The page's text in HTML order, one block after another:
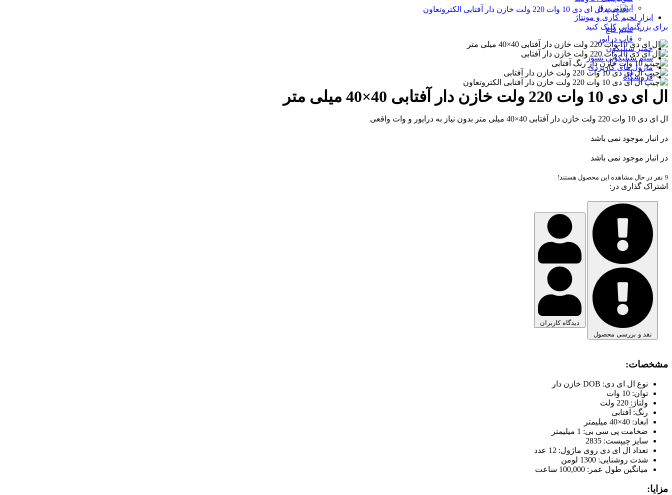
اینورتر برق
ابزار لحیم کاری و مونتاژ
سیم قلع
قاب درایور
خمیر سیلیکون
سیم سیلیکونی نسوز
ماژول های کاربردی
فروشگاه
برای بزرگنمایی کلیک کنید
ال ای دی 10 وات 220 ولت خازن دار آفتابی 40×40 میلی متر
ال ای دی 10 وات 220 ولت خازن دار آفتابی 40×40 میلی متر بدون نیاز به درایور و وات واقعی
در انبار موجود نمی باشد
در انبار موجود نمی باشد
9 نفر در حال مشاهده این محصول هستند!
اشتراک گذاری در:
نقد و بررسی محصول
دیدگاه کاربران
مشخصات:
نوع ال ای دی: DOB خازن دار
توان: 10 وات
ولتاژ: 220 ولت
رنگ: آفتابی
ابعاد: 40×40 میلیمتر
ضخامت پی سی بی: 1 میلیمتر
سایز چیپست: 2835
تعداد ال ای دی روی ماژول: 12 عدد
شدت روشنایی: 1300 لومن
میانگین طول عمر: 100,000 ساعت
مزایا: